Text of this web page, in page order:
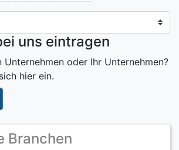
uns eintragen
Unternehmen oder Ihr Unternehmen?
hier ein.
Branchen